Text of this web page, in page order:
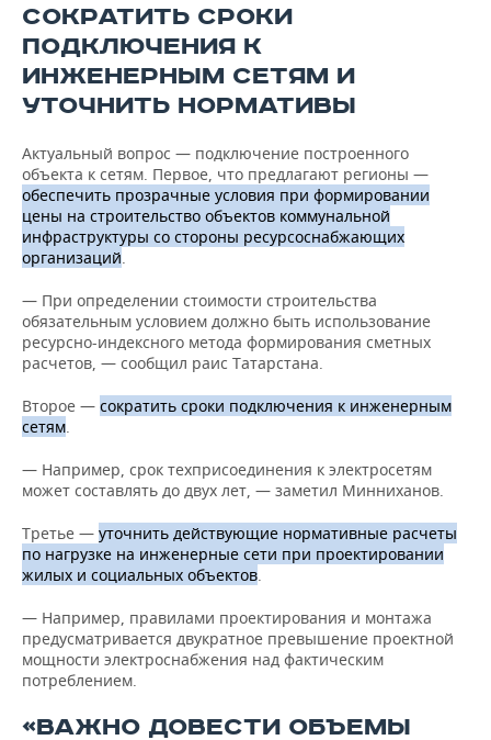
СОКРАТИТЬ СРОКИ
ПОДКЛЮЧЕНИЯ К
ИНЖЕНЕРНЫМ СЕТЯМ И
УТОЧНИТЬ НОРМАТИВЫ
Актуальный вопрос — подключение построенного
объекта к сетям. Первое, что предлагают регионы —
обеспечить прозрачные условия при формировании
цены на строительство объектов коммунальной
инфраструктуры со стороны ресурсоснабжающих
организаций.
— При определении стоимости строительства
обязательным условием должно быть использование
ресурсно-индексного метода формирования сметных
расчетов, — сообщил раис Татарстана.
Второе — сократить сроки подключения к инженерным
сетям.
— Например, срок техприсоединения к электросетям
может составлять до двух лет, — заметил Минниханов.
Третье — уточнить действующие нормативные расчеты
по нагрузке на инженерные сети при проектировании
жилых и социальных объектов.
— Например, правилами проектирования и монтажа
предусматривается двукратное превышение проектной
мощности электроснабжения над фактическим
потреблением.
«ВАЖНО ДОВЕСТИ ОБЪЕМЫ